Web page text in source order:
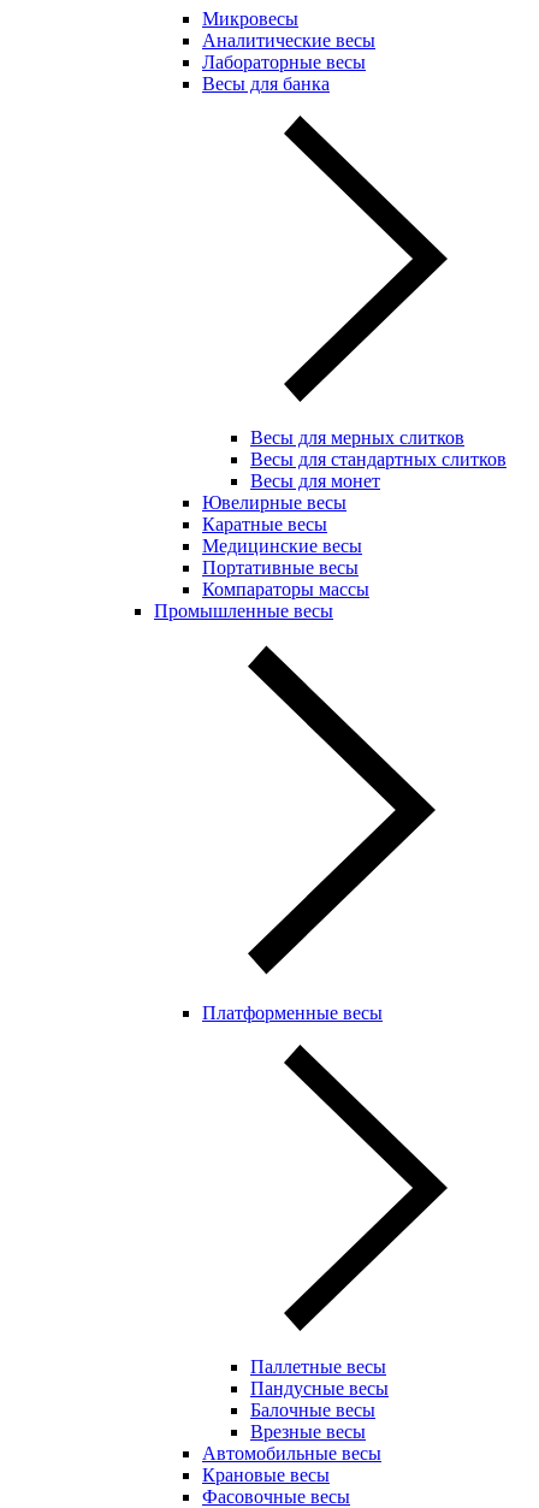
Микровесы
Аналитические весы
Лабораторные весы
Весы для банка
Весы для мерных слитков
Весы для стандартных слитков
Весы для монет
Ювелирные весы
Каратные весы
Медицинские весы
Портативные весы
Компараторы массы
Промышленные весы
Платформенные весы
Паллетные весы
Пандусные весы
Балочные весы
Врезные весы
Автомобильные весы
Крановые весы
Фасовочные весы